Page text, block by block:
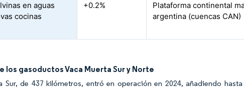
en aguas
cocinas
+0.2%
Plataforma continental
argentina (cuencas CAN)
gasoductos Vaca Muerta Sur y Norte
Sur, de 437 kilómetros, entró en operación en 2024, añadiendo